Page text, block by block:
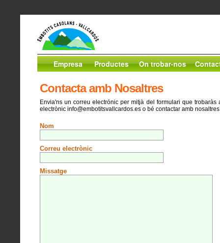
Empresa Productes On trobar-nos
Contacta amb Nosaltres
Envia'ns un correu electrónic per mitjà del formulari que
electrònic info@embotitsvallcardos.es o bé contactar amb
Nom
Correu electrònic
Missatge